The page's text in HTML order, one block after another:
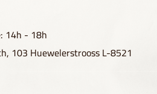
14h - 18h
103 Huewelerstrooss L-8521